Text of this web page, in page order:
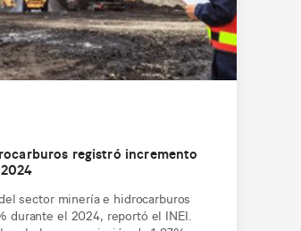
registró incremento
sector minería e hidrocarburos
durante el 2024, reportó el INEI.